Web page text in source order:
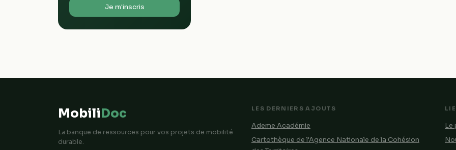
Je m'inscris
MobiliDoc
La banque de ressources pour vos projets de mobilité
durable.
LES DERNIERS AJOUTS
Ademe Académie
Cartothèque de l'Agence Nationale de la Cohésion
Le